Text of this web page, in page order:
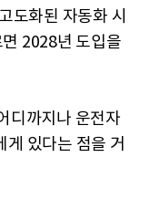
도화된 자동화 시
2028년 도입을
디까지나 운전자
있다는 점을 거